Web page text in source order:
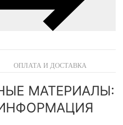
ОПЛАТА И ДОСТАВКА
МАТЕРИАЛЫ: